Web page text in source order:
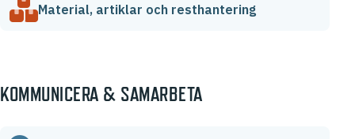
Material, artiklar och resthantering
KOMMUNICERA & SAMARBETA